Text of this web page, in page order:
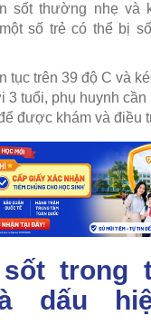
sốt thường nhẹ và
số trẻ có thể bị
tục trên 39 độ C và
3 tuổi, phụ huynh
được khám và điều
trong
dấu